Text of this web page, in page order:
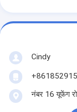
गुणवत्ता नियंत्रण
हमसे संपर्क करें
Cindy
नंबर 16 यूफेंग